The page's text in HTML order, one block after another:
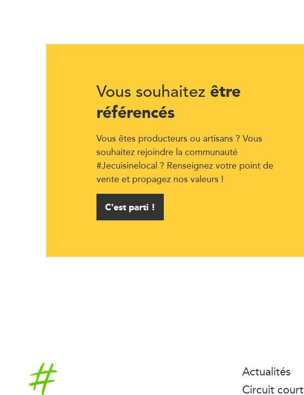
Vous souhaitez être
référencés
Vous êtes producteurs ou artisans ? Vous
souhaitez rejoindre la communauté
#Jecuisinelocal ? Renseignez votre point de
vente et propagez nos valeurs !
C'est parti !
Accueil
Actualités
Circuit court